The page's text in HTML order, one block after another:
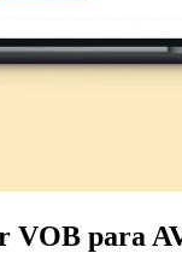
VOB para